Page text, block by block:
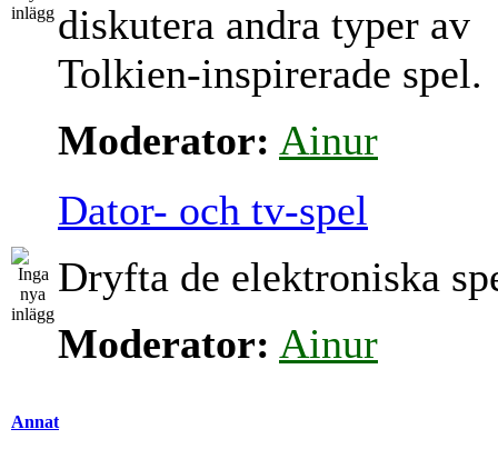
diskutera andra typer av
Tolkien-inspirerade spel.
Moderator: Ainur
Dator- och tv-spel
Dryfta de elektroniska
Moderator: Ainur
Annat